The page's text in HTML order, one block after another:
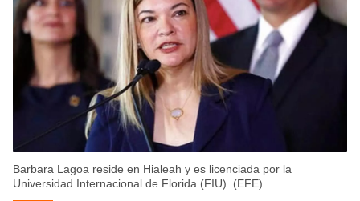
Barbara Lagoa reside en Hialeah y es licenciada por la
Universidad Internacional de Florida (FIU). (EFE)